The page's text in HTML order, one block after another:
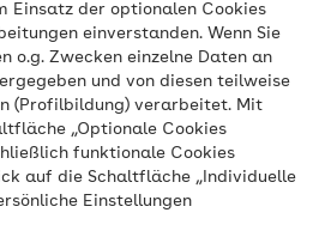
Einsatz der optionalen Cookies
einverstanden. Wenn Sie
o.g. Zwecken einzelne Daten an
und von diesen teilweise
(Profilbildung) verarbeitet. Mit
„Optionale Cookies
funktionale Cookies
auf die Schaltfläche „Individuelle
Einstellungen
Lesedauer
Anheben schmerzt
lässt, kann es
Frozen Shoulder
bessert sich im
meistens ist Geduld